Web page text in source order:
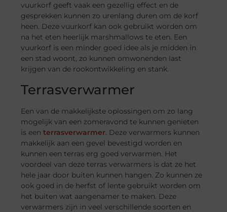
vuurkorf geeft vaak een gezellig effect en de
gesprekken kunnen zo urenlang duren om de korf
heen. Deze vuurkorf kan ook gebruikt worden om
na het eten heerlijk marshmallows te eten. Een
vuurkorf is een minder goed idee als je midden in
een stad woont, zo kunnen omwonenden last
krijgen van de rookontwikkeling en stank.
Terrasverwarmer
Een van de makkelijkste oplossingen om zo lang
mogelijk van een zomeravond te kunnen genieten
is eenterrasverwarmer. Deze verwarmers kunnen
makkelijk aan een gevel bevestigd worden en
kunnen een terras erg goed verwarmen. Het
voordeel van deze terras verwarmers is dat ze het
hele jaar door buiten kunnen hangen. Zo kunnen ze
ook goed in de herfst of lente gebruikt worden om
het buiten wat aangenamer te maken. Deze
verwarmers zijn in veel verschillende soorten en